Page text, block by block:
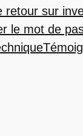
retour sur
le mot de